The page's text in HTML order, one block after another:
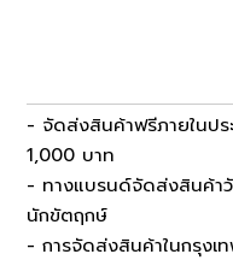
- จัดส่งสินค้าฟรีภายในปร
1,000 บาท
- ทางแบรนด์จัดส่งสินค้า
นักขัตฤกษ์
- การจัดส่งสินค้าในกรุงเ